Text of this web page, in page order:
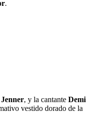
.
, y la cantante Demi
vestido dorado de la